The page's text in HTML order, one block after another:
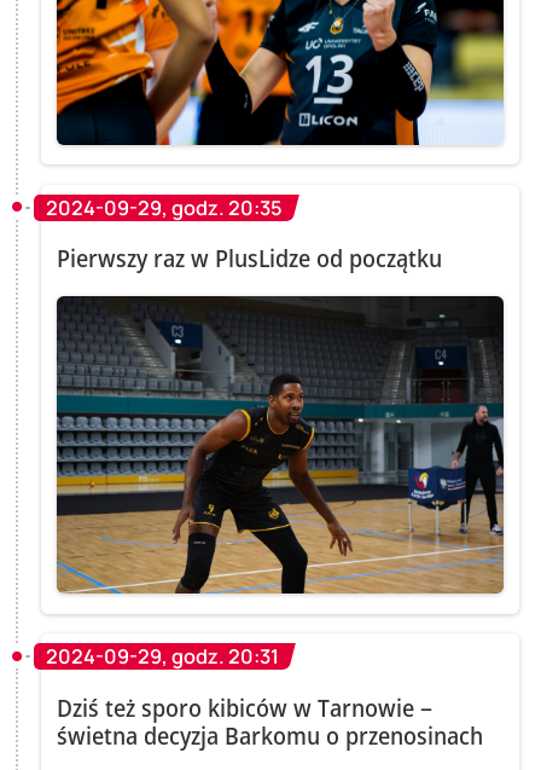
2024-09-29, godz. 20:35
Pierwszy raz w PlusLidze od początku
2024-09-29, godz. 20:31
Dziś też sporo kibiców w Tarnowie –
świetna decyzja Barkomu o przenosinach